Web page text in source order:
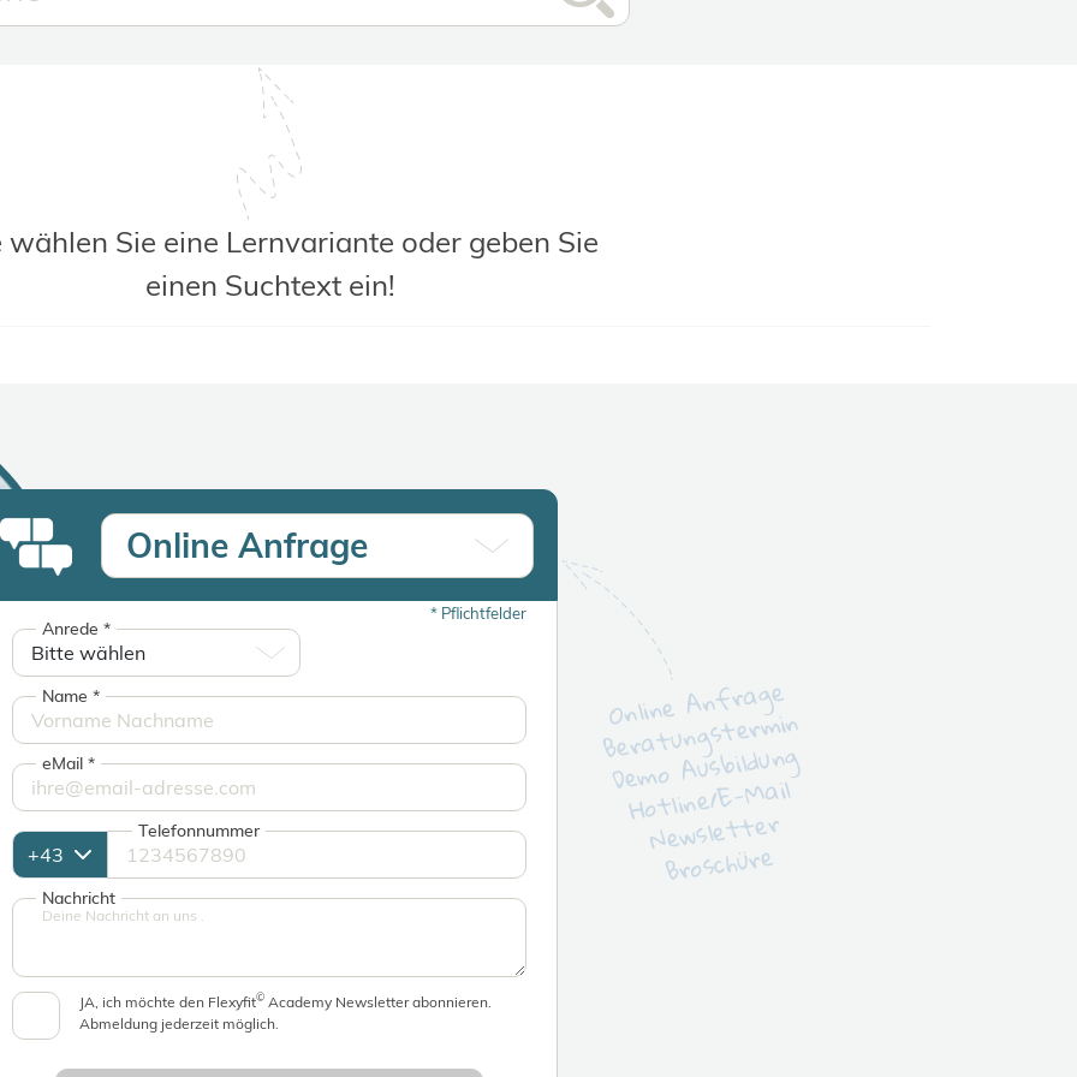
wählen Sie eine Lernvariante oder geben Sie
einen Suchtext ein!
Online Anfrage
Beratungstermin
Demo Ausbildung
Hotline/E-Mail
Newsletter
Broschüre
Online Anfrage
* Pflichtfelder
Anrede *
Name *
eMail *
Telefonnummer
Nachricht
JA, ich möchte den Flexyfit© Academy Newsletter abonnieren.
Abmeldung jederzeit möglich.